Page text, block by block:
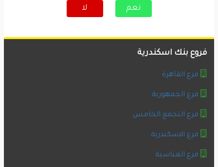
نعم لا
فروع بنك اسكندرية
فرع القاهرة
فرع الجمهورية
فرع التجمع الخامس
فرع الاسكندرية
فرع العباسية